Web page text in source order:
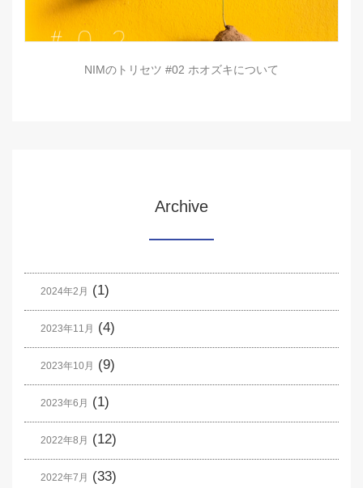
NIMのトリセツ #02 ホオズキについて
Archive
2024年2月 (1)
2023年11月 (4)
2023年10月 (9)
2023年6月 (1)
2022年8月 (12)
2022年7月 (33)